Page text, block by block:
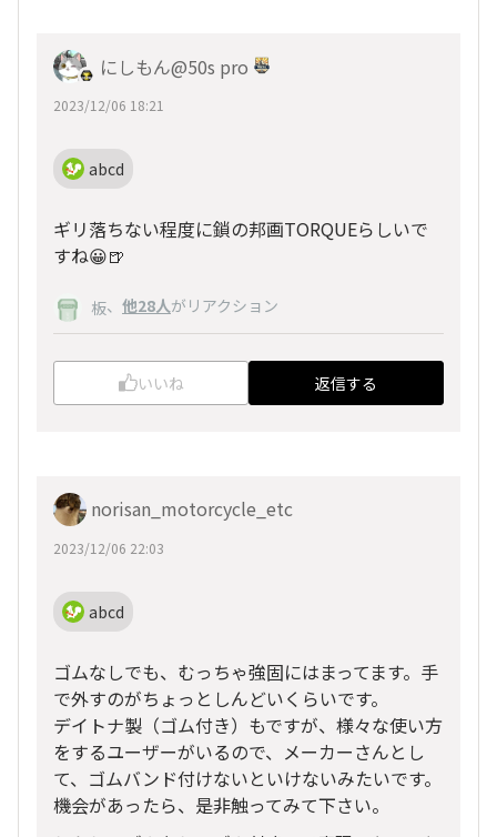
にしもん@50s pro
2023/12/06 18:21
abcd
ギリ落ちない程度に鎖の邦画TORQUEらしいで
すね😀🍺
板、 他28人がリアクション
いいね 返信する
norisan_motorcycle_etc
2023/12/06 22:03
abcd
ゴムなしでも、むっちゃ強固にはまってます。手
で外すのがちょっとしんどいくらいです。
デイトナ製（ゴム付き）もですが、様々な使い方
をするユーザーがいるので、メーカーさんとし
て、ゴムバンド付けないといけないみたいです。
機会があったら、是非触ってみて下さい。